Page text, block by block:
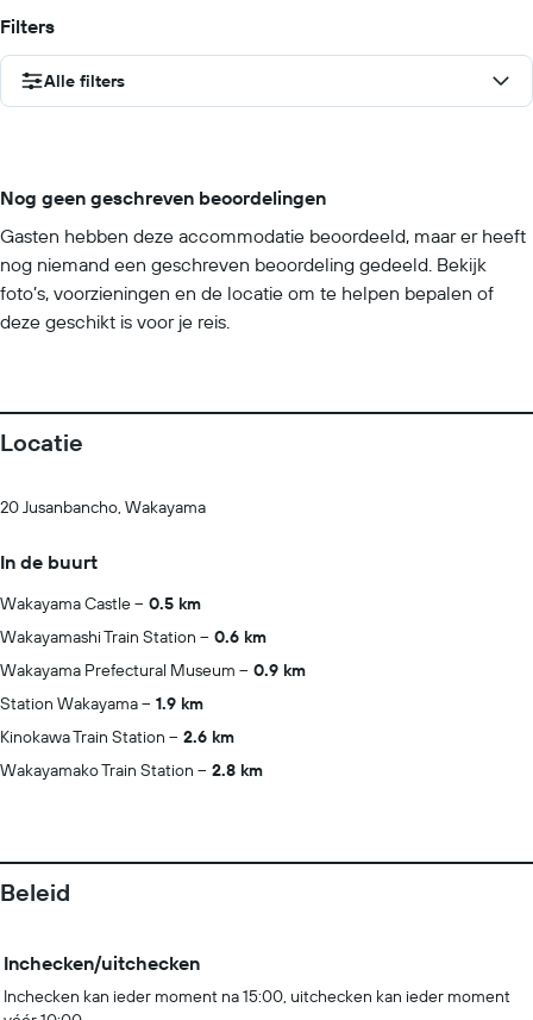
Filters
Alle filters
Nog geen geschreven beoordelingen
Gasten hebben deze accommodatie beoordeeld, maar er heeft
nog niemand een geschreven beoordeling gedeeld. Bekijk
foto’s, voorzieningen en de locatie om te helpen bepalen of
deze geschikt is voor je reis.
Locatie
20 Jusanbancho, Wakayama
In de buurt
Wakayama Castle
0.5 km
Wakayamashi Train Station
0.6 km
Wakayama Prefectural Museum
0.9 km
Station Wakayama
1.9 km
Kinokawa Train Station
2.6 km
Wakayamako Train Station
2.8 km
Beleid
Inchecken/uitchecken
Inchecken kan ieder moment na 15:00, uitchecken kan ieder moment